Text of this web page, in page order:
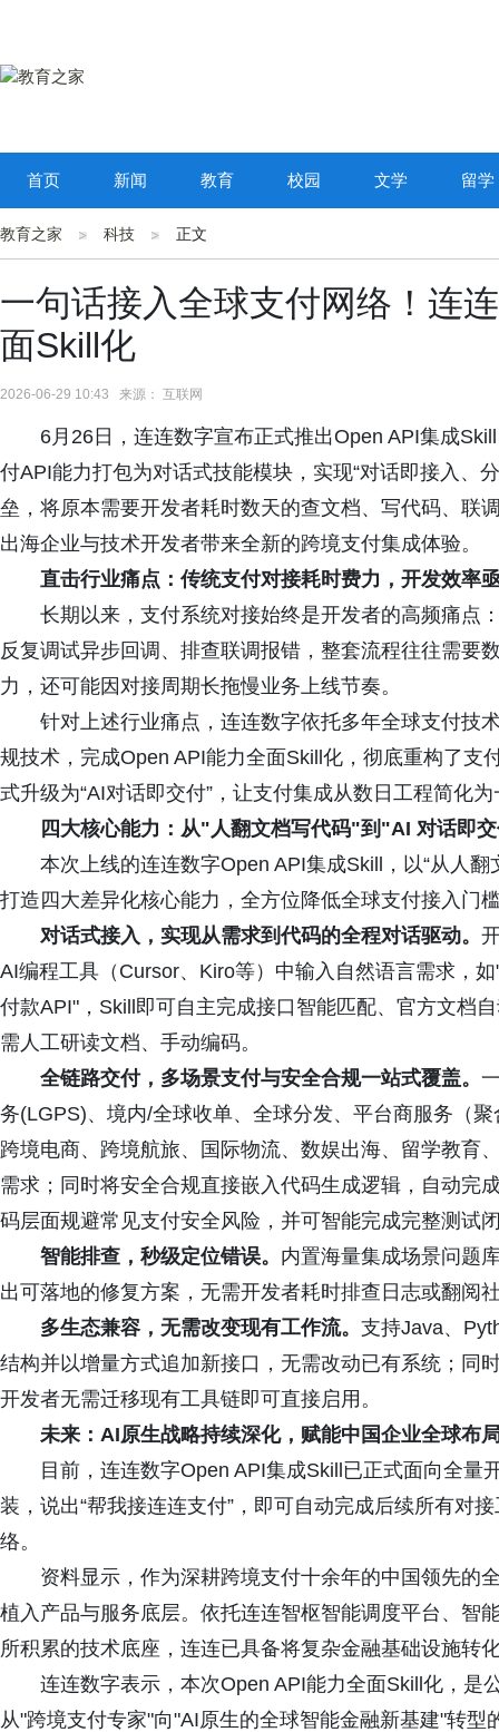
首页 新闻 教育 校园 文学 留学
教育之家 科技 正文
一句话接入全球支付网络！连
面Skill化
2026-06-29 10:43 来源： 互联网
6月26日，连连数字宣布正式推出Open API集成
付API能力打包为对话式技能模块，实现“对话即接入、
垒，将原本需要开发者耗时数天的查文档、写代码、联
出海企业与技术开发者带来全新的跨境支付集成体验。
直击行业痛点：传统支付对接耗时费力，开发效率
长期以来，支付系统对接始终是开发者的高频痛点
反复调试异步回调、排查联调报错，整套流程往往需要
力，还可能因对接周期长拖慢业务上线节奏。
针对上述行业痛点，连连数字依托多年全球支付技
规技术，完成Open API能力全面Skill化，彻底重构了支
式升级为“AI对话即交付”，让支付集成从数日工程简化
四大核心能力 ： 从"人翻文档写代码"到"AI 对话即
本次上线的连连数字Open API集成Skill，以“从人
打造四大差异化核心能力，全方位降低全球支付接入门
对话式接入 ， 实现从需求到代码的全程对话驱动。
AI编程工具（Cursor、Kiro等）中输入自然语言需求，
付款API"，Skill即可自主完成接口智能匹配、官方文档
需人工研读文档、手动编码。
全链路交付， 多场景支付与安全合规一站式覆盖。
务(LGPS)、境内/全球收单、全球分发、平台商服务（
跨境电商、跨境航旅、国际物流、数娱出海、留学教育
需求；同时将安全合规直接嵌入代码生成逻辑，自动完
码层面规避常见支付安全风险，并可智能完成完整测试
智能排查，秒级定位错误。 内置海量集成场景问题
出可落地的修复方案，无需开发者耗时排查日志或翻阅
多生态兼容 ，无需改变现有工作流。 支持Java、
结构并以增量方式追加新接口，无需改动已有系统；同
开发者无需迁移现有工具链即可直接启用。
未来 ： AI原生战略持续深化，赋能中国企业全球布
目前，连连数字Open API集成Skill已正式面向全
装，说出“帮我接连连支付”，即可自动完成后续所有对
络。
资料显示，作为深耕跨境支付十余年的中国领先的
植入产品与服务底层。依托连连智枢智能调度平台、智
所积累的技术底座，连连已具备将复杂金融基础设施转
连连数字表示，本次Open API能力全面Skill化，是
从"跨境支付专家"向"AI原生的全球智能金融新基建"转